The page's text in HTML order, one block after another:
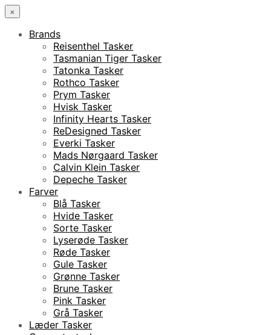
×
Brands
Reisenthel Tasker
Tasmanian Tiger Tasker
Tatonka Tasker
Rothco Tasker
Prym Tasker
Hvisk Tasker
Infinity Hearts Tasker
ReDesigned Tasker
Everki Tasker
Mads Nørgaard Tasker
Calvin Klein Tasker
Depeche Tasker
Farver
Blå Tasker
Hvide Tasker
Sorte Tasker
Lyserøde Tasker
Røde Tasker
Gule Tasker
Grønne Tasker
Brune Tasker
Pink Tasker
Grå Tasker
Læder Tasker